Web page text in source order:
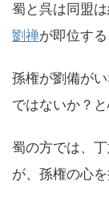
蜀と呉は同盟
劉禅が即位す
孫権が劉備が
ではないか？
蜀の方では、
が、孫権の心